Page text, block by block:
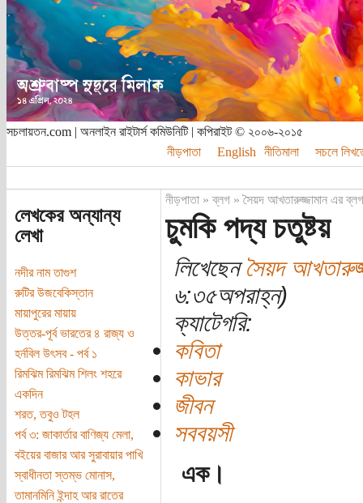
সচলায়তন.com | অনলাইন রাইটার্স কমিউনিটি | কপিরাইট © ২০০৬-২০১৫
নীড়পাতা
English নীতিমালা সচলে
লেখকের অন্যান্য
লেখা
নদীর নাম তাগুশ
রুটির উজবেকিস্তান
মায়াপুরের মায়ায়
উত্তর-পূর্ব ভারতের ৪ রাজ্য ও
হর্নবিল উৎসব - পর্ব ১
রিমঝিম রিমঝিম শিলং শহরে
একদিন
শরত, তবুও টহল
পর্ব ৩: জাকার্তার বাণিজ্য মেলা,
বইয়ের বাজার আর সুরাবায়ার পাখি
স্বাধীনতা স্তম্ভ মোনাস,
তামানমিনি ইন্দাহ আর রাতের
নীড়পাতা»ব্লগ»সৈয়দ আখতারুজ্জামান এর ব্লগ
চুমকি পদ্য চতুষ্টয়
লিখেছেনসৈয়দ
৬:৩৫অপরাহ্ন)
ক্যাটেগরি:
কবিতা
কাভার
জীবন
সববয়সী
এক।